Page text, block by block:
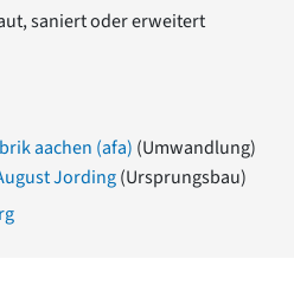
saniert oder erweitert
aachen (afa) (Umwandlung)
Jording(Ursprungsbau)